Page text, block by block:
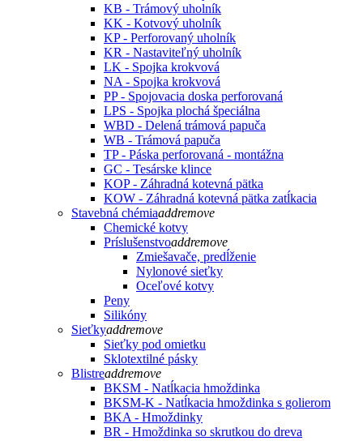
KB - Trámový uholník
KK - Kotvový uholník
KP - Perforovaný uholník
KR - Nastaviteľný uholník
LK - Spojka krokvová
NA - Spojka krokvová
PP - Spojovacia doska perforovaná
LPS - Spojka plochá špeciálna
WBD - Delená trámová papuča
WB - Trámová papuča
TP - Páska perforovaná - montážna
GC - Tesárske klince
KOP - Záhradná kotevná pätka
KOW - Záhradná kotevná pätka zatĺkacia
Stavebná chémiaaddremove
Chemické kotvy
Príslušenstvoaddremove
Zmiešavače, predĺženie
Nylonové sieťky
Oceľové kotvy
Peny
Silikóny
Sieťkyaddremove
Sieťky pod omietku
Sklotextilné pásky
Blistreaddremove
BKSM - Natĺkacia hmoždinka
BKSM-K - Natĺkacia hmoždinka s golierom
BKA - Hmoždinky
BR - Hmoždinka so skrutkou do dreva